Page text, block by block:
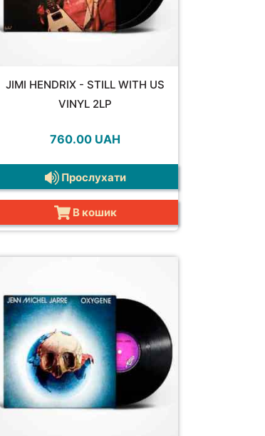
JIMI HENDRIX - STILL WITH US
VINYL 2LP
760.00 UAH
Прослухати
В кошик